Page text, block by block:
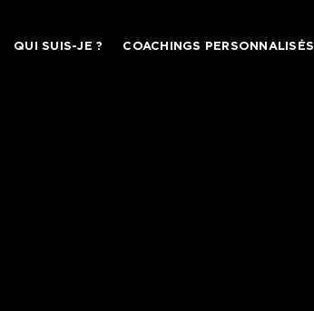
QUI SUIS-JE ? COACHINGS PERSONNALISÉS